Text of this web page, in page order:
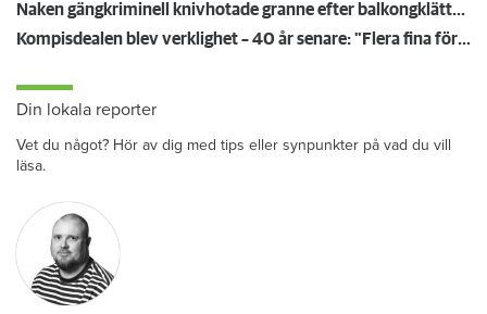
Naken gängkriminell knivhotade granne efter balkongklättring
Kompisdealen blev verklighet – 40 år senare: "Flera fina fördelar med att dela bostad"
Din lokala reporter
Vet du något? Hör av dig med tips eller synpunkter på vad du vill
läsa.